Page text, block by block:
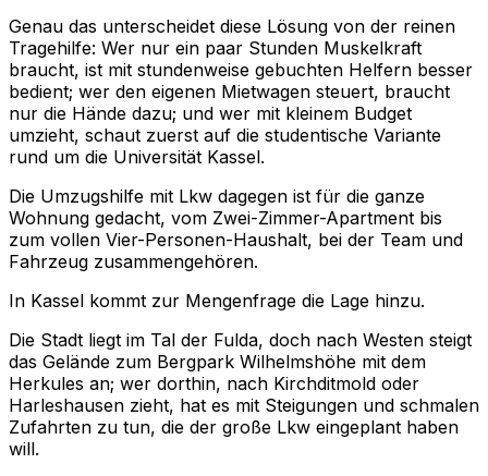
Genau das unterscheidet diese Lösung von der reinen
Tragehilfe: Wer nur ein paar Stunden Muskelkraft
braucht, ist mit stundenweise gebuchten Helfern besser
bedient; wer den eigenen Mietwagen steuert, braucht
nur die Hände dazu; und wer mit kleinem Budget
umzieht, schaut zuerst auf die studentische Variante
rund um die Universität Kassel.
Die Umzugshilfe mit Lkw dagegen ist für die ganze
Wohnung gedacht, vom Zwei-Zimmer-Apartment bis
zum vollen Vier-Personen-Haushalt, bei der Team und
Fahrzeug zusammengehören.
In Kassel kommt zur Mengenfrage die Lage hinzu.
Die Stadt liegt im Tal der Fulda, doch nach Westen steigt
das Gelände zum Bergpark Wilhelmshöhe mit dem
Herkules an; wer dorthin, nach Kirchditmold oder
Harleshausen zieht, hat es mit Steigungen und schmalen
Zufahrten zu tun, die der große Lkw eingeplant haben
will.